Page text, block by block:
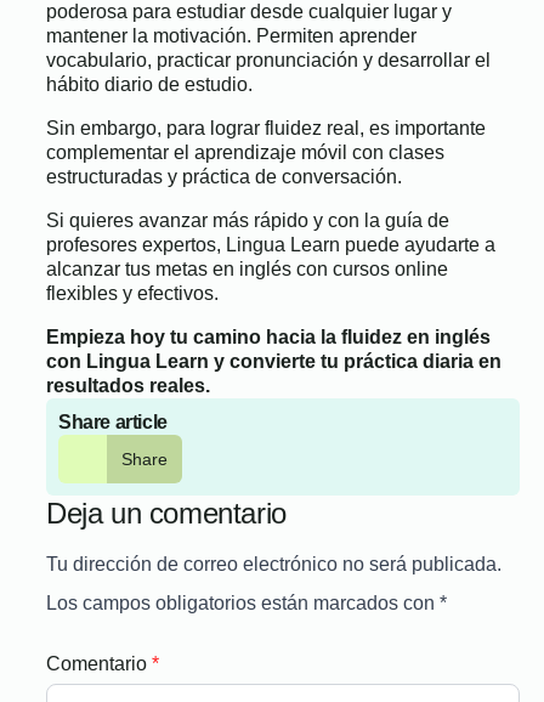
poderosa para estudiar desde cualquier lugar y
mantener la motivación. Permiten aprender
vocabulario, practicar pronunciación y desarrollar el
hábito diario de estudio.
Sin embargo, para lograr fluidez real, es importante
complementar el aprendizaje móvil con clases
estructuradas y práctica de conversación.
Si quieres avanzar más rápido y con la guía de
profesores expertos, Lingua Learn puede ayudarte a
alcanzar tus metas en inglés con cursos online
flexibles y efectivos.
Empieza hoy tu camino hacia la fluidez en inglés
con Lingua Learn y convierte tu práctica diaria en
resultados reales.
Share article
Share
Deja un comentario
Tu dirección de correo electrónico no será publicada.
Los campos obligatorios están marcados con *
Comentario *